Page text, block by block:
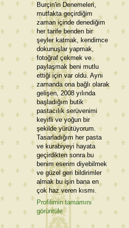
Burçin'in Denemeleri,
mutfakta geçirdiğim
zaman içinde denediğim
her tarife benden bir
şeyler katmak, kendimce
dokunuşlar yapmak,
fotoğraf çekmek ve
paylaşmak beni mutlu
ettiği için var oldu. Aynı
zamanda ona bağlı olarak
gelişen, 2008 yılında
başladığım butik
pastacılık serüvenimi
keyifli ve yoğun bir
şekilde yürütüyorum.
Tasarladığım her pasta
ve kurabiyeyi hayata
geçirdikten sonra bu
benim eserim diyebilmek
ve güzel geri bildirimler
almak bu işin bana en
çok haz veren kısmı.
Profilimin tamamını
görüntüle